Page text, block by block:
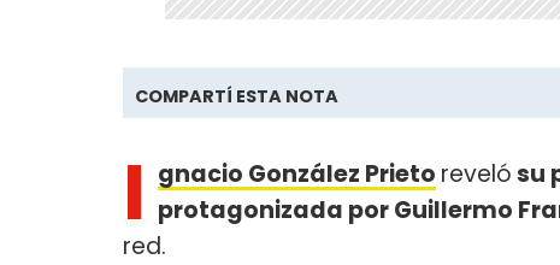
COMPARTÍ ESTA NOTA
I gnacio González Prieto revelósu
protagonizada por Guillermo
red.